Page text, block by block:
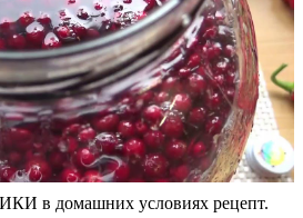
в домашних условиях рецепт.